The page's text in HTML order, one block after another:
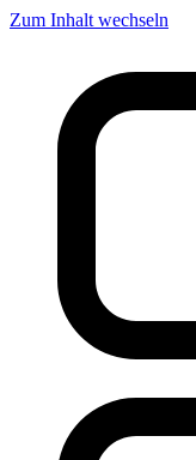
Zum Inhalt wechseln